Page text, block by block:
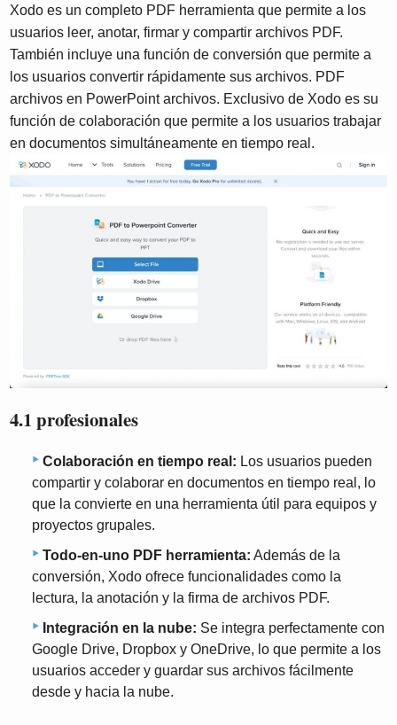
Xodo es un completo PDF herramienta que permite a los
usuarios leer, anotar, firmar y compartir archivos PDF.
También incluye una función de conversión que permite a
los usuarios convertir rápidamente sus archivos. PDF
archivos en PowerPoint archivos. Exclusivo de Xodo es su
función de colaboración que permite a los usuarios trabajar
en documentos simultáneamente en tiempo real.
4.1 profesionales
Colaboración en tiempo real: Los usuarios pueden
compartir y colaborar en documentos en tiempo real, lo
que la convierte en una herramienta útil para equipos y
proyectos grupales.
Todo-en-uno PDF herramienta: Además de la
conversión, Xodo ofrece funcionalidades como la
lectura, la anotación y la firma de archivos PDF.
Integración en la nube: Se integra perfectamente con
Google Drive, Dropbox y OneDrive, lo que permite a los
usuarios acceder y guardar sus archivos fácilmente
desde y hacia la nube.